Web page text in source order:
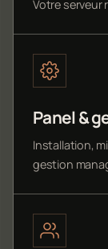
Votre serveur
Panel &
Installation,
gestion